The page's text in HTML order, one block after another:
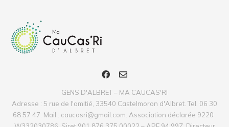
GENS D'ALBRET – MA CAUCAS'RI
Adresse : 5 rue de l'amitié, 33540 Castelmoron d'Albret. Tel. 06 30
68 57 47. Mail : caucasri@gmail.com. Association déclarée 9220 :